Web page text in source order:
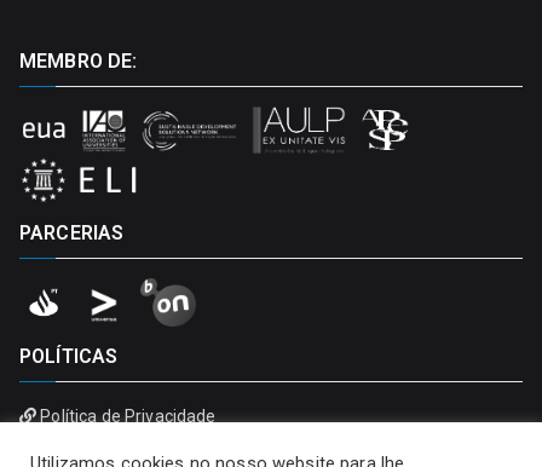
MEMBRO DE:
PARCERIAS
POLÍTICAS
Política de Privacidade